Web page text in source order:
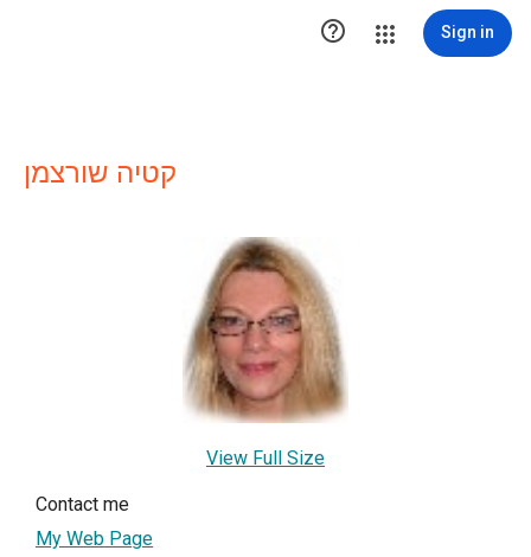
 Sign in
קטיה שורצמן
View Full Size
Contact me
My Web Page